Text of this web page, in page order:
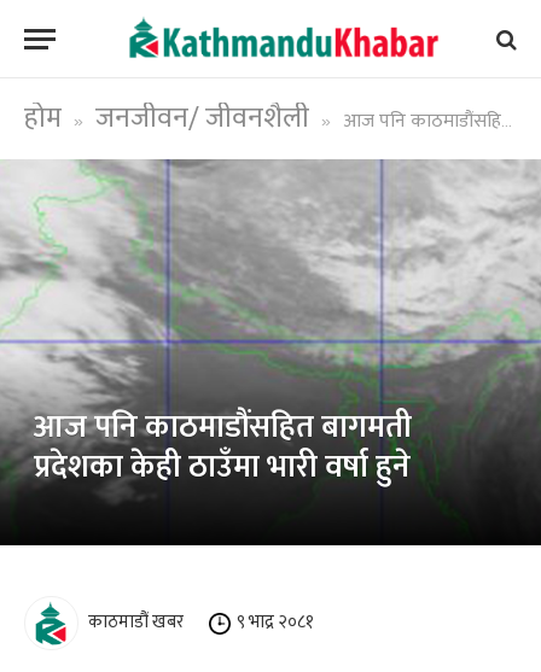
होम » जनजीवन/ जीवनशैली » आज पनि काठमाडौंसहित बागमती प्रदेशका केही ठाउँमा भारी वर्षा हुने
आज पनि काठमाडौंसहित बागमती
प्रदेशका केही ठाउँमा भारी वर्षा हुने
काठमाडौं खबर ९ भाद्र २०८१